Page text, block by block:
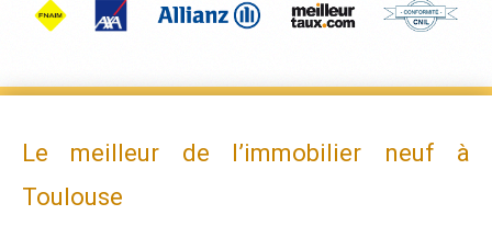
Le meilleur de l’immobilier neuf à
Toulouse